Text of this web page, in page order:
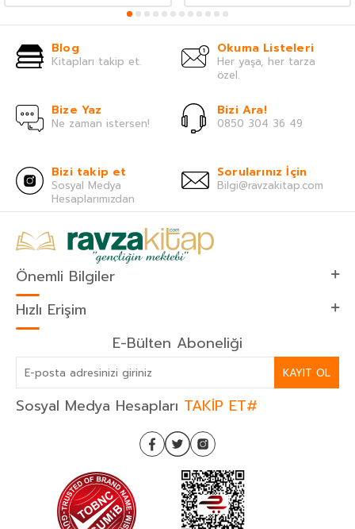
Blog
Kitapları takip et.
Okuma Listeleri
Her yaşa, her tarza
özel.
Bize Yaz
Ne zaman istersen!
Bizi Ara!
0850 304 36 49
Bizi takip et
Sosyal Medya
Hesaplarımızdan
Sorularınız İçin
Bilgi@ravzakitap.com
Önemli Bilgiler
Hızlı Erişim
E-Bülten Aboneliği
KAYIT OL
Sosyal Medya Hesapları TAKİP ET#